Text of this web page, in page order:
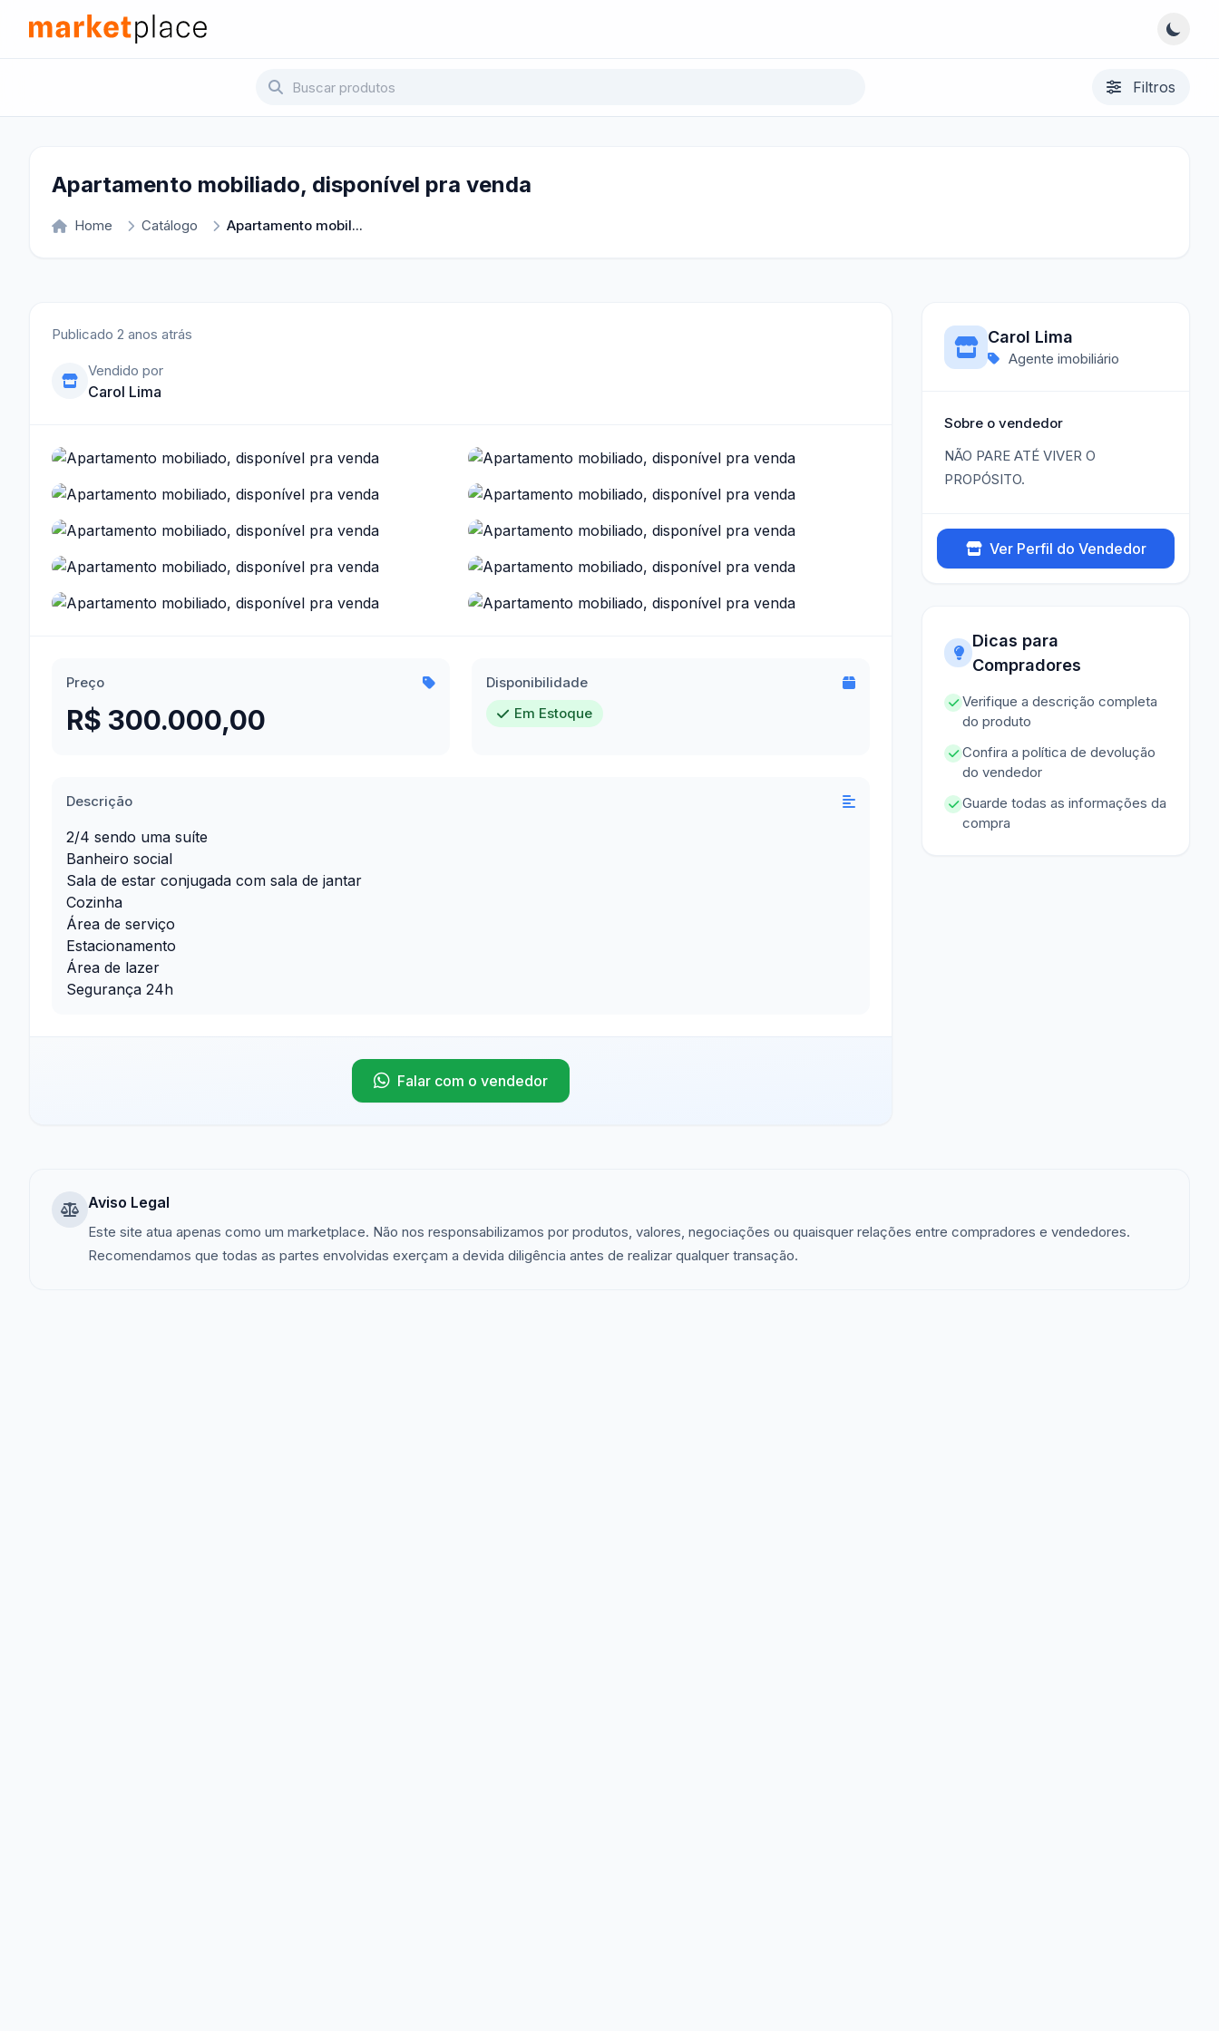
Pular para o conteúdo principal
Marketplace - Voltar para a página inicial
Filtros
Apartamento mobiliado, disponível pra venda
Home Catálogo Apartamento mobil...
Publicado 2 anos atrás
Vendido por
Carol Lima
Preço
R$ 300.000,00
Disponibilidade
Em Estoque
Descrição
2/4 sendo uma suíte
Banheiro social
Sala de estar conjugada com sala de jantar
Cozinha
Área de serviço
Estacionamento
Área de lazer
Segurança 24h
Falar com o vendedor
Carol Lima
Agente imobiliário
Sobre o vendedor
NÃO PARE ATÉ VIVER O
PROPÓSITO.
Ver Perfil do Vendedor
Dicas para
Compradores
Verifique a descrição completa
do produto
Confira a política de devolução
do vendedor
Guarde todas as informações da
compra
Aviso Legal
Este site atua apenas como um marketplace. Não nos responsabilizamos por produtos, valores, negociações ou quaisquer relações entre compradores e vendedores.
Recomendamos que todas as partes envolvidas exerçam a devida diligência antes de realizar qualquer transação.